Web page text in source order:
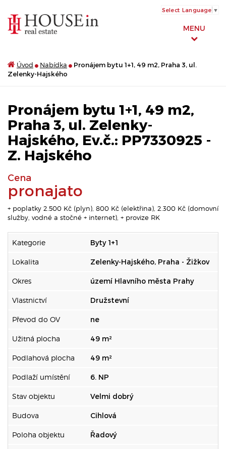
MENU
Select Language ▼
Úvod Nabídka
Pronájem bytu 1+1, 49 m2, Praha 3, ul.
Zelenky-Hajského
Pronájem bytu 1+1, 49 m2,
Praha 3, ul. Zelenky-
Hajského, Ev.č.: PP7330925 -
Z. Hajského
Cena
pronajato
+ poplatky 2.500 Kč (plyn), 800 Kč (elektřina), 2.300 Kč (domovní
služby, vodné a stočné + internet), + provize RK
Kategorie Byty 1+1
Lokalita Zelenky-Hajského, Praha - Žižkov
Okres území Hlavního města Prahy
Vlastnictví Družstevní
Převod do OV ne
Užitná plocha 49 m²
Podlahová plocha 49 m²
Podlaží umístění 6. NP
Stav objektu Velmi dobrý
Budova Cihlová
Poloha objektu Řadový